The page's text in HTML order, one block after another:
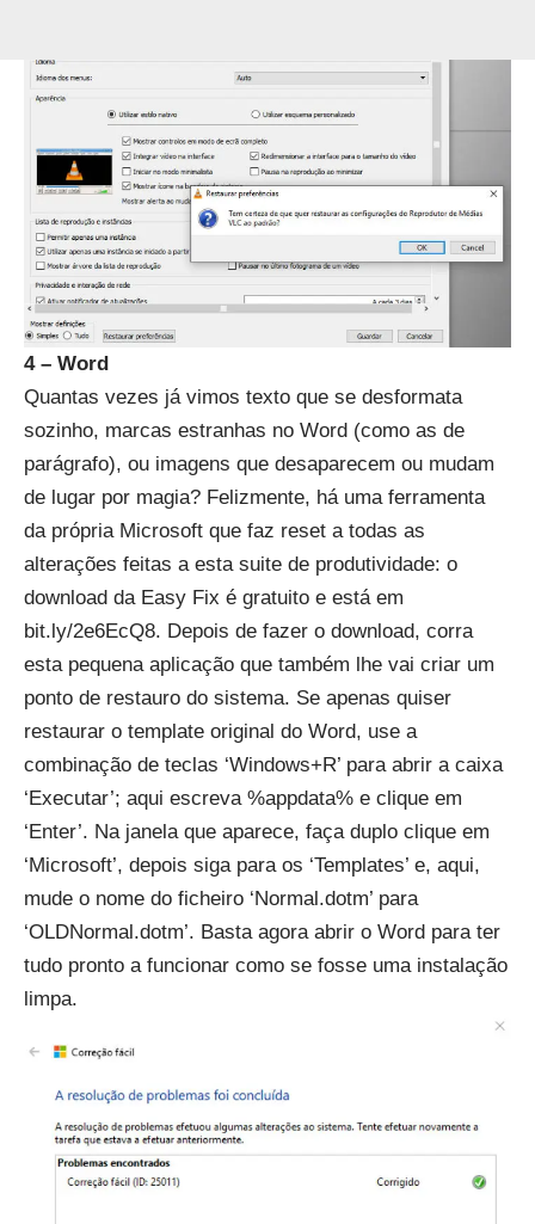
4 – Word
Quantas vezes já vimos texto que se desformata
sozinho, marcas estranhas no Word (como as de
parágrafo), ou imagens que desaparecem ou mudam
de lugar por magia? Felizmente, há uma ferramenta
da própria Microsoft que faz reset a todas as
alterações feitas a esta suite de produtividade: o
download da Easy Fix é gratuito e está em
bit.ly/2e6EcQ8. Depois de fazer o download, corra
esta pequena aplicação que também lhe vai criar um
ponto de restauro do sistema. Se apenas quiser
restaurar o template original do Word, use a
combinação de teclas ‘Windows+R’ para abrir a caixa
‘Executar’; aqui escreva %appdata% e clique em
‘Enter’. Na janela que aparece, faça duplo clique em
‘Microsoft’, depois siga para os ‘Templates’ e, aqui,
mude o nome do ficheiro ‘Normal.dotm’ para
‘OLDNormal.dotm’. Basta agora abrir o Word para ter
tudo pronto a funcionar como se fosse uma instalação
limpa.